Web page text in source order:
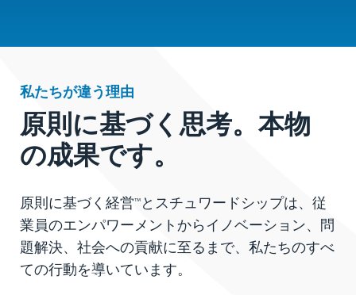
私たちが違う理由
原則に基づく思考。本物
の成果です。
原則に基づく経営™とスチュワードシップは、従
業員のエンパワーメントからイノベーション、問
題解決、社会への貢献に至るまで、私たちのすべ
ての行動を導いています。